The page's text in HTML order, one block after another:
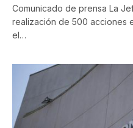
Comunicado de prensa La
realización de 500 acciones
el…